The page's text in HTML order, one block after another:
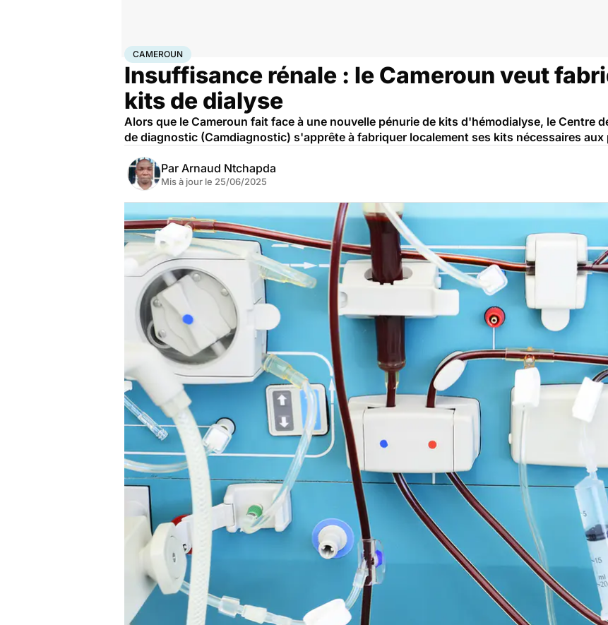
AccueilSantéSociété
CAMEROUN
Insuffisance rénale : le Cameroun veut
kits de dialyse
Alors que le Cameroun fait face à une nouvelle pénurie de kits d'hémodialyse, le Centre
de diagnostic (Camdiagnostic) s'apprête à fabriquer localement ses kits nécessaires
Par Arnaud Ntchapda
Mis à jour le 25/06/2025